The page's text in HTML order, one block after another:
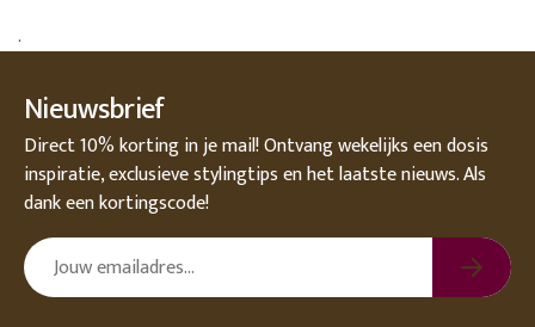
.
Nieuwsbrief
Direct 10% korting in je mail! Ontvang wekelijks een dosis
inspiratie, exclusieve stylingtips en het laatste nieuws. Als
dank een kortingscode!